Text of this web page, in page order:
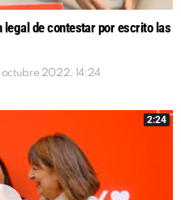
legal de contestar por escrito las
octubre 2022, 14:24
2:24